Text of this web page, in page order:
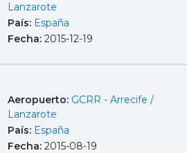
Lanzarote
País: España
Fecha: 2015-12-19
Aeropuerto: GCRR - Arrecife /
Lanzarote
País: España
Fecha: 2015-08-19